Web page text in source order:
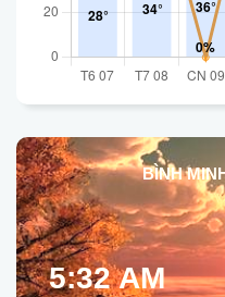
BÌNH
5:32 AM